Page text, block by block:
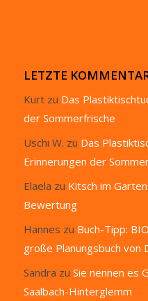
LETZTE
Kurtzu Das
der Sommerfrische
Uschi W. zu Das
Erinnerungen der
Elaela zu Kitsch im
Bewertung
Hannes zu Buch-Tipp:
große Planungsbuch von
Sandra zu Sie nennen es
Saalbach-Hinterglemm